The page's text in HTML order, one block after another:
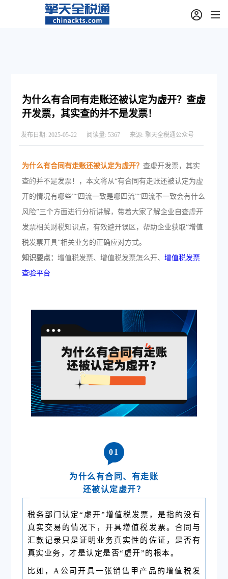
为什么有合同有走账还被认定为虚开？查虚
开发票，其实查的并不是发票！
发布日期: 2025-05-22 阅读量: 5367 来源: 擎天全税通公众号
为什么有合同有走账还被认定为虚开？ 查虚开发票，其实
查的并不是发票！，本文将从“有合同有走账还被认定为虚
开的情况有哪些”“四流一致是哪四流”“四流不一致会有什么
风险”三个方面进行分析讲解，带着大家了解企业自查虚开
发票相关财税知识点，有效避开误区，帮助企业获取“增值
税发票开具”相关业务的正确应对方式。
知识要点： 增值税发票、增值税发票怎么开、 增值税发票
查验平台
01
为什么有合同、有走账
还被认定虚开？
税务部门认定“虚开”增值税发票，是指的没有
真实交易的情况下，开具增值税发票。合同与
汇款记录只是证明业务真实性的佐证，是否有
真实业务，才是认定是否“虚开”的根本。
比如，A公司开具一张销售甲产品的增值税发